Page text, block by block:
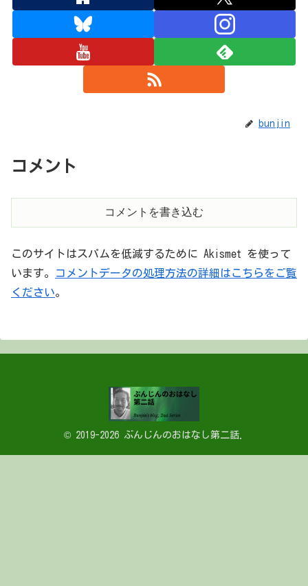
bunjin
コメント
コメントを書き込む
このサイトはスパムを低減するために Akismet を使って
います。
コメントデータの処理方法の詳細はこちらをご覧
ください。
© 2019-2026 ぶんじんのおはなし第二話.